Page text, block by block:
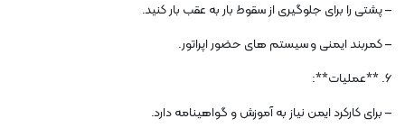
– پشتی را برای جلوگیری از سقوط بار به عقب بار کنید.
– کمربند ایمنی و سیستم های حضور اپراتور.
6. **عملیات**:
– برای کارکرد ایمن نیاز به آموزش و گواهینامه دارد.